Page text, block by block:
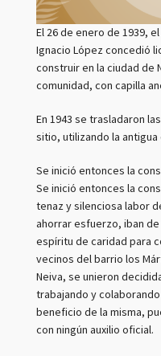
El 26 de enero de 1939,
Ignacio López concedió
construir en la ciudad de
comunidad, con capilla
En 1943 se trasladaron
sitio, utilizando la antigua
Se inició entonces la
Se inició entonces la
tenaz y silenciosa labor
ahorrar esfuerzo, iban
espíritu de caridad para
vecinos del barrio los
Neiva, se unieron
trabajando y
beneficio de la misma,
con ningún auxilio oficial.